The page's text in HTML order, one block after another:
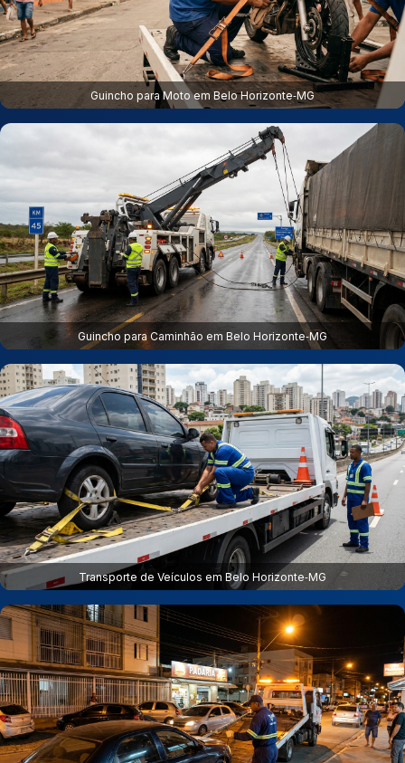
Guincho para Moto em Belo Horizonte‑MG
Guincho para Caminhão em Belo Horizonte‑MG
Transporte de Veículos em Belo Horizonte‑MG